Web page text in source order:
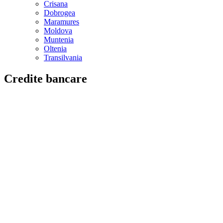
Crisana
Dobrogea
Maramures
Moldova
Muntenia
Oltenia
Transilvania
Credite bancare